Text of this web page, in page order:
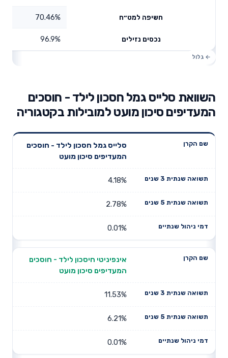
חשיפה למט״ח 70.46%
נכסים נזילים 96.9%
השוואת סלייס גמל חסכון לילד - חוסכים
המעדיפים סיכון מועט למובילות בקטגוריה
שנתית 3
תשואה
שנתית 5
דמי ניהול
סלייס גמל חסכון לילד - חוסכים
המעדיפים סיכון מועט
4.18%
2.78%
0.01%
אינפיניטי חיסכון לילד - חוסכים
המעדיפים סיכון מועט
11.53%
6.21%
0.01%